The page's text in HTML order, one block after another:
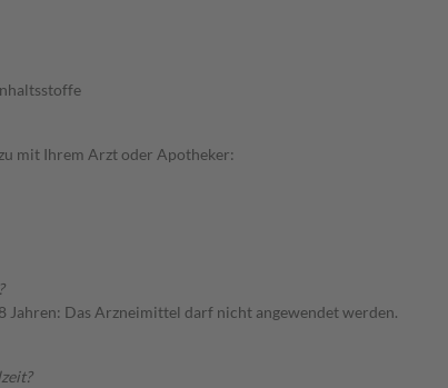
mit Ihrem Arzt oder Apotheker:
Jahren: Das Arzneimittel darf nicht angewendet werden.